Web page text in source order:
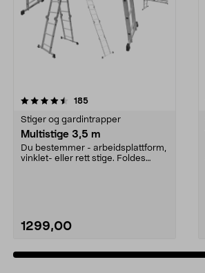
185anmeldelser
Stiger og gardintrapper
Multistige 3,5 m
Du bestemmer - arbeidsplattform,
vinklet- eller rett stige. Foldes
1299,00
4.5 av 5 stjerner